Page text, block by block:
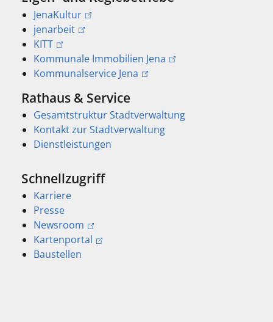
JenaKultur
jenarbeit
KITT
Kommunale Immobilien Jena
Kommunalservice Jena
Rathaus & Service
Gesamtstruktur Stadtverwaltung
Kontakt zur Stadtverwaltung
Dienstleistungen
Schnellzugriff
Karriere
Presse
Newsroom
Kartenportal
Baustellen